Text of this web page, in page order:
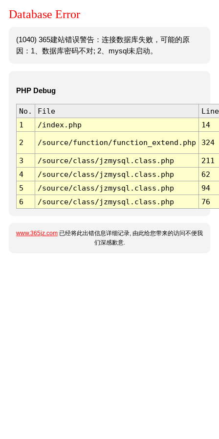
Database Error
(1040) 365建站错误警告：连接数据库失败，可能的原
因：1、数据库密码不对; 2、mysql未启动。
PHP Debug
No. File
Line
1
/index.php 14
2 /source/function/function_extend.php 324
3 /source/class/jzmysql.class.php
211
4
/source/class/jzmysql.class.php
62
5
/source/class/jzmysql.class.php
94
6
/source/class/jzmysql.class.php 76
www.365jz.com 已经将此出错信息详细记录, 由此给您带来的访问不便我
们深感歉意.